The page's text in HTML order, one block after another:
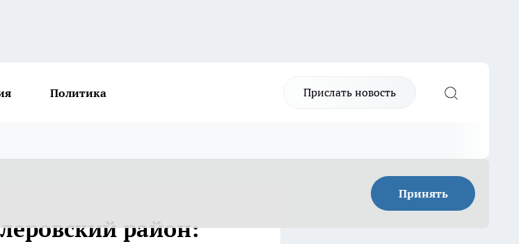
Политика Прислать новость
Принять
район: